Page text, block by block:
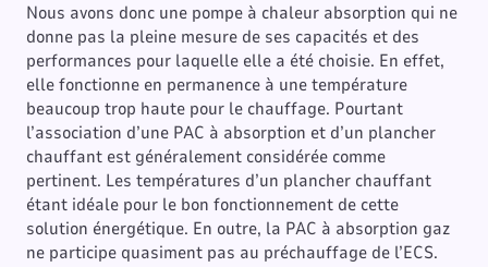
Nous avons donc une pompe à chaleur absorption qui ne
donne pas la pleine mesure de ses capacités et des
performances pour laquelle elle a été choisie. En effet,
elle fonctionne en permanence à une température
beaucoup trop haute pour le chauffage. Pourtant
l’association d’une PAC à absorption et d’un plancher
chauffant est généralement considérée comme
pertinent. Les températures d’un plancher chauffant
étant idéale pour le bon fonctionnement de cette
solution énergétique. En outre, la PAC à absorption gaz
ne participe quasiment pas au préchauffage de l’ECS.